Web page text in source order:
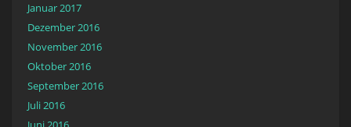
Januar 2017
Dezember 2016
November 2016
Oktober 2016
September 2016
Juli 2016